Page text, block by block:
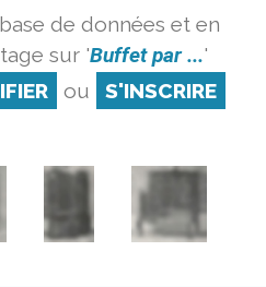
de données et en
sur 'Buffet par ...'
ou S'INSCRIRE